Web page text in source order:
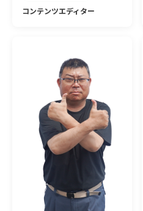
コンテンツエディター